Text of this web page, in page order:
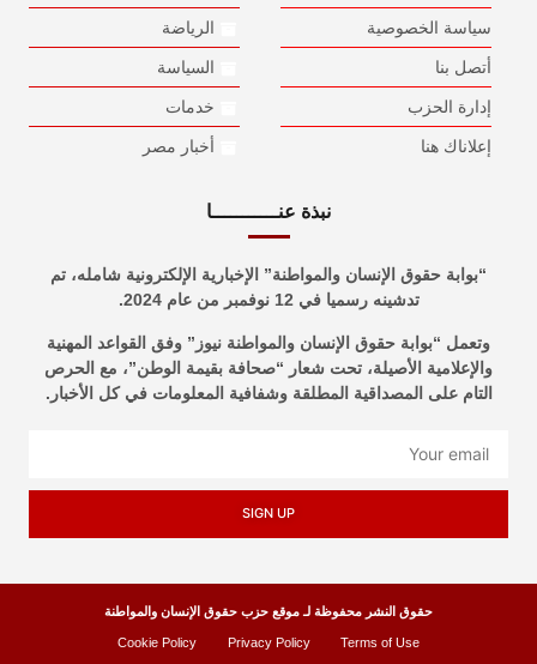
سياسة الخصوصية
أتصل بنا
إدارة الحزب
إعلاناك هنا
الرياضة
السياسة
خدمات
أخبار مصر
نبذة عنـــــــــــا
“بوابة حقوق الإنسان والمواطنة” الإخبارية الإلكترونية شامله، تم
تدشينه رسميا في 12 نوفمبر من عام 2024.
وتعمل “بوابة حقوق الإنسان والمواطنة نيوز” وفق القواعد المهنية
والإعلامية الأصيلة، تحت شعار “صحافة بقيمة الوطن”، مع الحرص
التام على المصداقية المطلقة وشفافية المعلومات في كل الأخبار.
SIGN UP
حقوق النشر محفوظة لـ موقع حزب حقوق الإنسان والمواطنة
Terms of Use
Privacy Policy
Cookie Policy